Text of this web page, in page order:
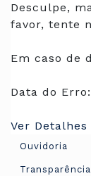
Desculpe,
favor, tente
Em caso de
Data do Erro:
Ver Detalhes
Ouvidoria
Transparência